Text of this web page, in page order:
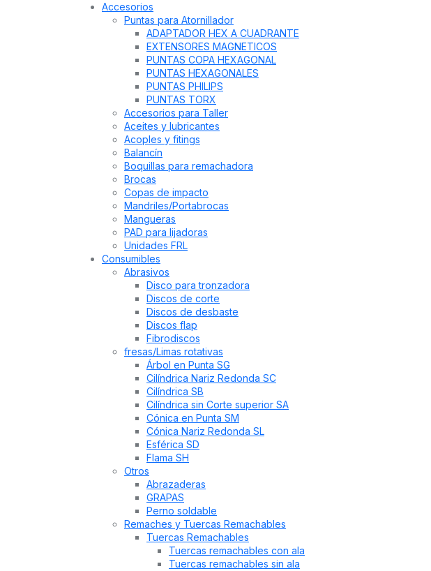
Accesorios
Puntas para Atornillador
ADAPTADOR HEX A CUADRANTE
EXTENSORES MAGNETICOS
PUNTAS COPA HEXAGONAL
PUNTAS HEXAGONALES
PUNTAS PHILIPS
PUNTAS TORX
Accesorios para Taller
Aceites y lubricantes
Acoples y fitings
Balancín
Boquillas para remachadora
Brocas
Copas de impacto
Mandriles/Portabrocas
Mangueras
PAD para lijadoras
Unidades FRL
Consumibles
Abrasivos
Disco para tronzadora
Discos de corte
Discos de desbaste
Discos flap
Fibrodiscos
fresas/Limas rotativas
Árbol en Punta SG
Cilíndrica Nariz Redonda SC
Cilíndrica SB
Cilíndrica sin Corte superior SA
Cónica en Punta SM
Cónica Nariz Redonda SL
Esférica SD
Flama SH
Otros
Abrazaderas
GRAPAS
Perno soldable
Remaches y Tuercas Remachables
Tuercas Remachables
Tuercas remachables con ala
Tuercas remachables sin ala